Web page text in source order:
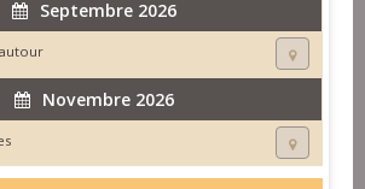
Septembre 2026
Novembre 2026